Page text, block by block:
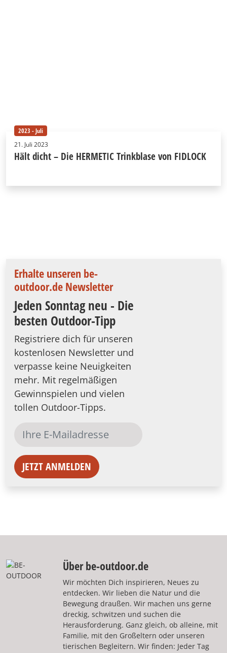
2023 - Juli
21. Juli 2023
Hält dicht – Die HERMETIC Trinkblase von FIDLOCK
Erhalte unseren be-
outdoor.de Newsletter
Jeden Sonntag neu - Die
besten Outdoor-Tipp
Registriere dich für unseren
kostenlosen Newsletter und
verpasse keine Neuigkeiten
mehr. Mit regelmäßigen
Gewinnspielen und vielen
tollen Outdoor-Tipps.
JETZT ANMELDEN
Über be-outdoor.de
Wir möchten Dich inspirieren, Neues zu
entdecken. Wir lieben die Natur und die
Bewegung draußen. Wir machen uns gerne
dreckig, schwitzen und suchen die
Herausforderung. Ganz gleich, ob alleine, mit
Familie, mit den Großeltern oder unseren
tierischen Begleitern. Wir finden: Jeder Tag